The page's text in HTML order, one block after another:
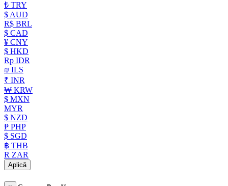
₺ TRY
$ AUD
R$ BRL
$ CAD
¥ CNY
$ HKD
Rp IDR
₪ ILS
₹ INR
₩ KRW
$ MXN
MYR
$ NZD
₱ PHP
$ SGD
฿ THB
R ZAR
Aplică